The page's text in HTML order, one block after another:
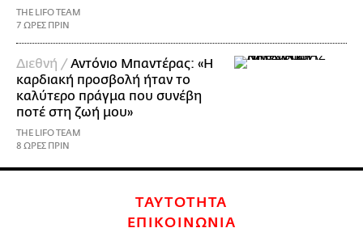
THE LIFO TEAM
7 ΩΡΕΣ ΠΡΙΝ
Διεθνή /Αντόνιο Μπαντέρας: «Η
καρδιακή προσβολή ήταν το
καλύτερο πράγμα που συνέβη
ποτέ στη ζωή μου»
THE LIFO TEAM
8 ΩΡΕΣ ΠΡΙΝ
ΤΑΥΤΟΤΗΤΑ
ΕΠΙΚΟΙΝΩΝΙΑ